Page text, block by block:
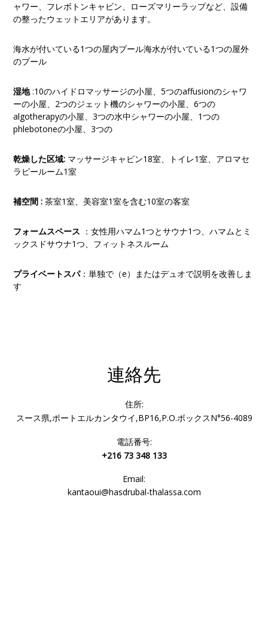
ャワー、フレボトンキャビン、ローズマリーラップなど、設備
の整ったウェットエリアがあります。
海水が付いている1つの屋内プール海水が付いている1つの屋外
のプール
湿地:10のハイドロマッサージの小屋、5つのaffusionのシャワ
ーの小屋、2つのジェット機のシャワーの小屋、6つの
algotherapyの小屋、3つの水中シャワーの小屋、1つの
phlebotoneの小屋、3つの
乾燥した区域: マッサージキャビン18室、トイレ1室、アロマセ
ラピールーム1室
補空間 :茶室1室、美容室1室を含む10室の客室
フォームスペース ：女性用ハマム1つとサウナ1つ、ハマムとミ
ックスドサウナ1つ、フィットネスルーム
プライベートスパ：単独で（e）またはデュオで説明を改善しま
す
連絡先
住所:
スース県,ポートエルカンタウイ,BP16,P.O.ボックスN°56-4089
電話番号:
+216 73 348 133
Email:
kantaoui@hasdrubal-thalassa.com